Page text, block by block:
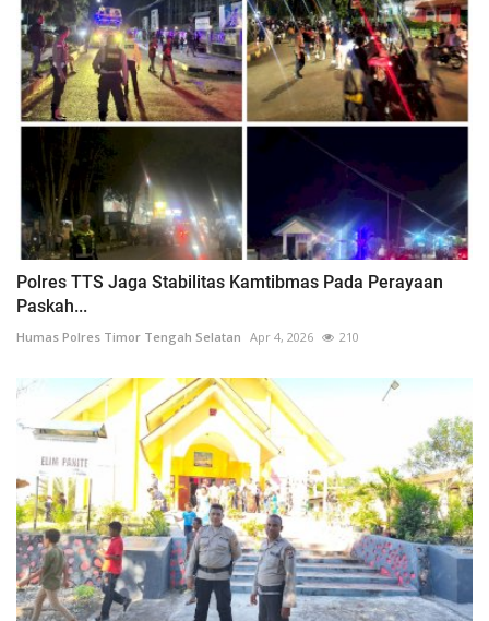
Polres TTS Jaga Stabilitas Kamtibmas Pada Perayaan
Paskah...
Humas Polres Timor Tengah Selatan Apr 4, 2026 210